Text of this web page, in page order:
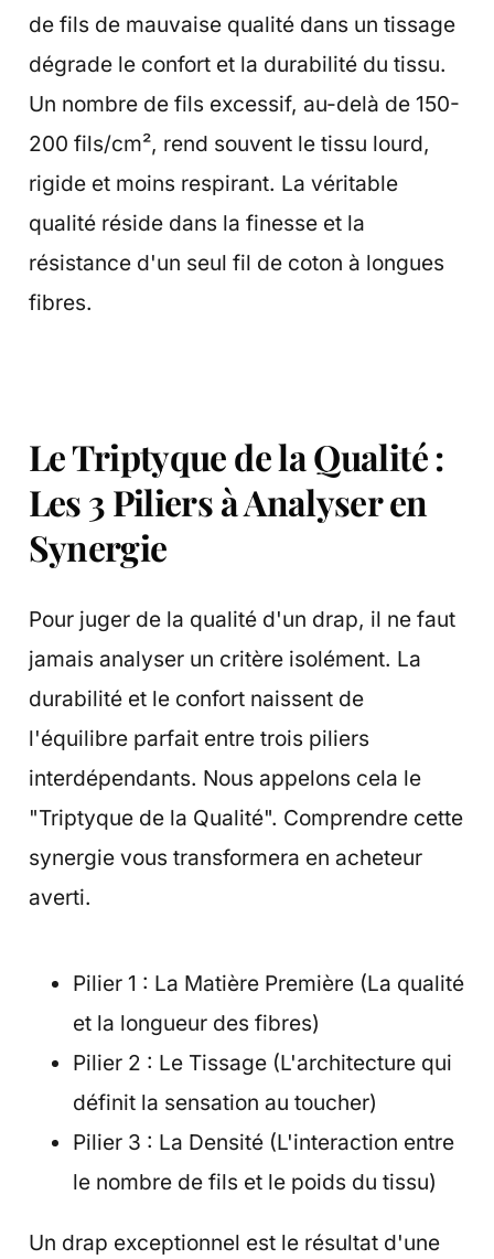
de fils de mauvaise qualité dans un tissage
dégrade le confort et la durabilité du tissu.
Un nombre de fils excessif, au-delà de 150-
200 fils/cm², rend souvent le tissu lourd,
rigide et moins respirant. La véritable
qualité réside dans la finesse et la
résistance d'un seul fil de coton à longues
fibres.
Le Triptyque de la Qualité :
Les 3 Piliers à Analyser en
Synergie
Pour juger de la qualité d'un drap, il ne faut
jamais analyser un critère isolément. La
durabilité et le confort naissent de
l'équilibre parfait entre trois piliers
interdépendants. Nous appelons cela le
"Triptyque de la Qualité". Comprendre cette
synergie vous transformera en acheteur
averti.
Pilier 1 : La Matière Première (La qualité
et la longueur des fibres)
Pilier 2 : Le Tissage (L'architecture qui
définit la sensation au toucher)
Pilier 3 : La Densité (L'interaction entre
le nombre de fils et le poids du tissu)
Un drap exceptionnel est le résultat d'une